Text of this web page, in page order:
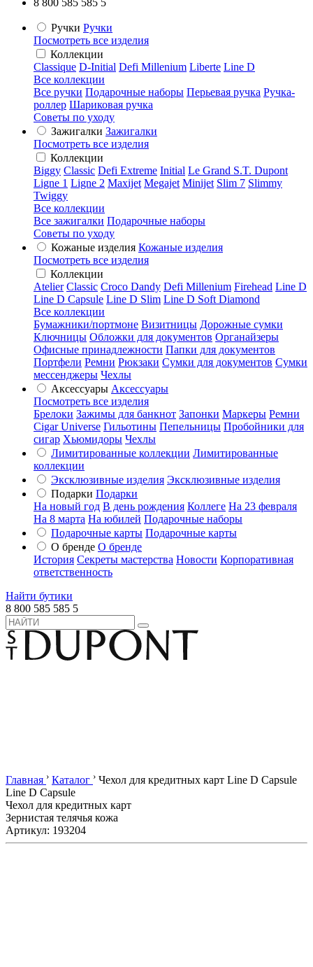
8 800 585 585 5
Ручки Ручки
Посмотреть все изделия
Коллекции
Classique D-Initial Defi Millenium Liberte Line D
Все коллекции
Все ручки Подарочные наборы Перьевая ручка Ручка-
роллер Шариковая ручка
Советы по уходу
Зажигалки Зажигалки
Посмотреть все изделия
Коллекции
Biggy Classic Defi Extreme Initial Le Grand S.T. Dupont
Ligne 1 Ligne 2 Maxijet Megajet Minijet Slim 7 Slimmy
Twiggy
Все коллекции
Все зажигалки Подарочные наборы
Советы по уходу
Кожаные изделия Кожаные изделия
Посмотреть все изделия
Коллекции
Atelier Classic Croco Dandy Defi Millenium Firehead Line D
Line D Capsule Line D Slim Line D Soft Diamond
Все коллекции
Бумажники/портмоне Визитницы Дорожные сумки
Ключницы Обложки для документов Органайзеры
Офисные принадлежности Папки для документов
Портфели Ремни Рюкзаки Сумки для документов Сумки
мессенджеры Чехлы
Аксессуары Аксессуары
Посмотреть все изделия
Брелоки Зажимы для банкнот Запонки Маркеры Ремни
Cigar Universe Гильотины Пепельницы Пробойники для
сигар Хьюмидоры Чехлы
Лимитированные коллекции Лимитированные
коллекции
Эксклюзивные изделия Эксклюзивные изделия
Подарки Подарки
На новый год В день рождения Коллеге На 23 февраля
На 8 марта На юбилей Подарочные наборы
Подарочные карты Подарочные карты
О бренде О бренде
История Секреты мастерства Новости Корпоративная
ответственность
Найти бутики
8 800 585 585 5
Главная › Каталог › Чехол для кредитных карт Line D Capsule
Line D Capsule
Чехол для кредитных карт
Зернистая телячья кожа
Артикул: 193204